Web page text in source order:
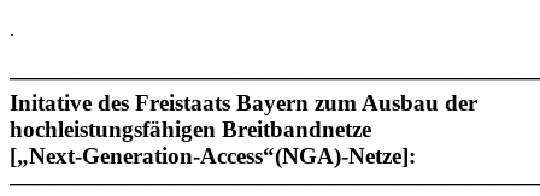
.
Initative des Freistaats Bayern zum Ausbau der
hochleistungsfähigen Breitbandnetze
[„Next-Generation-Access“(NGA)-Netze]: